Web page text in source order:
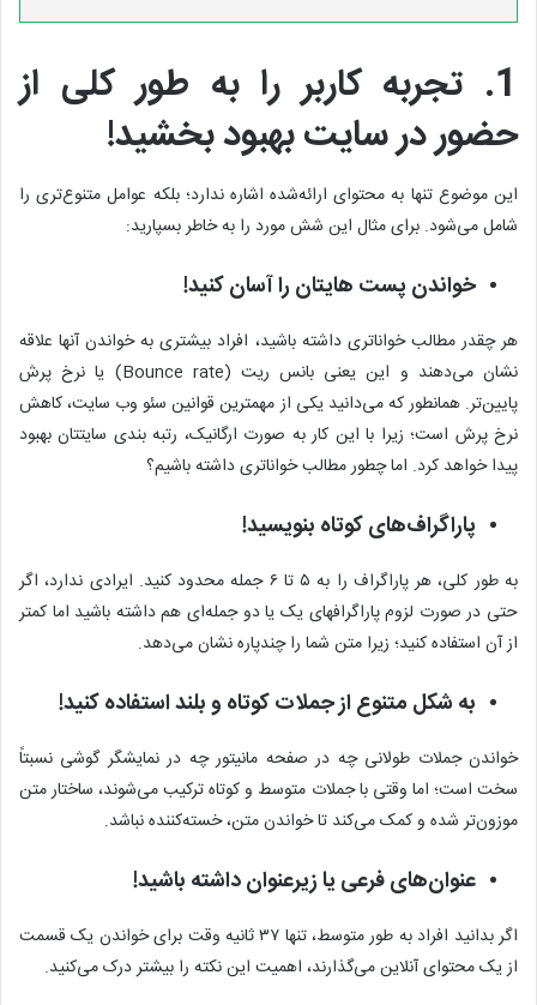
1. تجربه کاربر را به طور کلی از
حضور در سایت بهبود بخشید!
این موضوع تنها به محتوای ارائه‌شده اشاره ندارد؛ بلکه عوامل متنوع‌تری را
شامل می‌شود. برای مثال این شش مورد را به خاطر بسپارید:
خواندن پست هایتان را آسان کنید!
هر چقدر مطالب خواناتری داشته باشید، افراد بیشتری به خواندن آنها علاقه
نشان می‌دهند و این یعنی بانس ریت (Bounce rate) یا نرخ پرش
پایین‌تر. همانطور که می‌دانید یکی از مهمترین قوانین سئو وب سایت، کاهش
نرخ پرش است؛ زیرا با این کار به صورت ارگانیک، رتبه بندی سایتتان بهبود
پیدا خواهد کرد. اما چطور مطالب خواناتری داشته باشیم؟
پاراگراف‌های کوتاه بنویسید!
به طور کلی، هر پاراگراف را به ۵ تا ۶ جمله محدود کنید. ایرادی ندارد، اگر
حتی در صورت لزوم پاراگرافهای یک یا دو جمله‌ای هم داشته باشید اما کمتر
از آن استفاده کنید؛ زیرا متن شما را چندپاره نشان می‌دهد.
به شکل متنوع از جملات کوتاه و بلند استفاده کنید!
خواندن جملات طولانی چه در صفحه مانیتور چه در نمایشگر گوشی نسبتاً
سخت است؛ اما وقتی با جملات متوسط و کوتاه ترکیب می‌شوند، ساختار متن
موزون‌تر شده و کمک می‌کند تا خواندن متن، خسته‌کننده نباشد.
عنوان‌های فرعی یا زیرعنوان داشته باشید!
اگر بدانید افراد به طور متوسط، تنها ۳۷ ثانیه وقت برای خواندن یک قسمت
از یک محتوای آنلاین می‌گذارند، اهمیت این نکته را بیشتر درک می‌کنید.